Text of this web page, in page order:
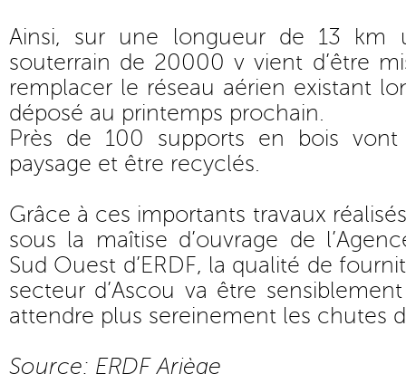
Ainsi, sur une longueur de 13 km
souterrain de 20000 v vient d’être
remplacer le réseau aérien existant
déposé au printemps prochain.
Près de 100 supports en bois vont
paysage et être recyclés.
Grâce à ces importants travaux
sous la maîtise d’ouvrage de
Sud Ouest d’ERDF, la qualité de
secteur d’Ascou va être
attendre plus sereinement les chutes
Source: ERDF Ariège